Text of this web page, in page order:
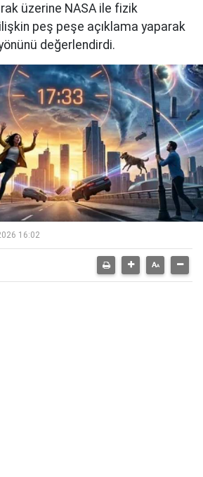
üzerine NASA ile fizik
peş peşe açıklama yaparak
değerlendirdi.
16:02